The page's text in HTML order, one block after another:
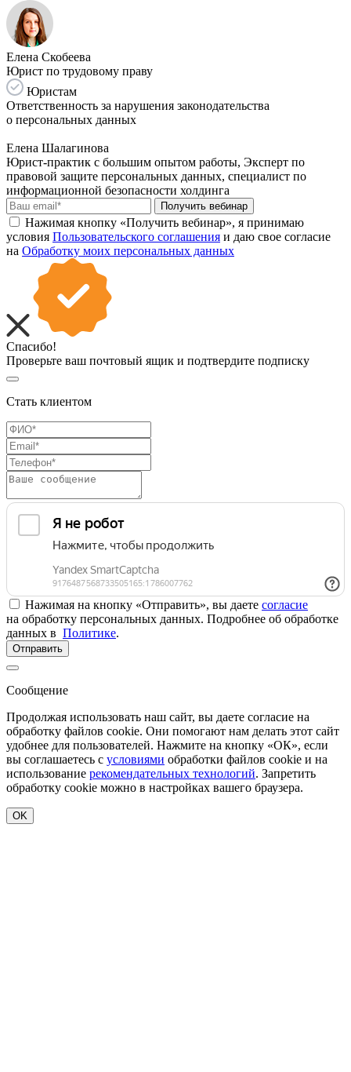
Елена Скобеева
Юрист по трудовому праву
Юристам
Ответственность за нарушения законодательства
о персональных данных
Елена Шалагинова
Юрист-практик с большим опытом работы, Эксперт по
правовой защите персональных данных, специалист по
информационной безопасности холдинга
Получить вебинар
Нажимая кнопку «Получить вебинар», я принимаю
условия Пользовательского соглашения и даю свое согласие
на Обработку моих персональных данных
Спасибо!
Проверьте ваш почтовый ящик и подтвердите подписку
Стать клиентом
Нажимая на кнопку «Отправить», вы даете согласие
на обработку персональных данных. Подробнее об обработке
данных в Политике.
Отправить
Сообщение
Продолжая использовать наш сайт, вы даете согласие на
обработку файлов cookie. Они помогают нам делать этот сайт
удобнее для пользователей. Нажмите на кнопку «ОК», если
вы соглашаетесь с условиями обработки файлов cookie и на
использование рекомендательных технологий. Запретить
обработку cookie можно в настройках вашего браузера.
OK